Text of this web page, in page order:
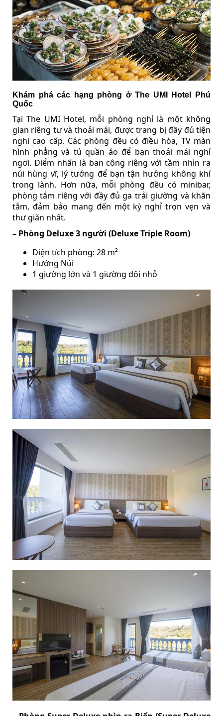
Khám phá các hạng phòng ở The UMI Hotel Phú
Quốc
Tại The UMI Hotel, mỗi phòng nghỉ là một không
gian riêng tư và thoải mái, được trang bị đầy đủ tiện
nghi cao cấp. Các phòng đều có điều hòa, TV màn
hình phẳng và tủ quần áo để bạn thoải mái nghỉ
ngơi. Điểm nhấn là ban công riêng với tầm nhìn ra
núi hùng vĩ, lý tưởng để bạn tận hưởng không khí
trong lành. Hơn nữa, mỗi phòng đều có minibar,
phòng tắm riêng với đầy đủ ga trải giường và khăn
tắm, đảm bảo mang đến một kỳ nghỉ trọn vẹn và
thư giãn nhất.
– Phòng Deluxe 3 người (Deluxe Triple Room)
Diện tích phòng: 28 m²
Hướng Núi
1 giường lớn và 1 giường đôi nhỏ